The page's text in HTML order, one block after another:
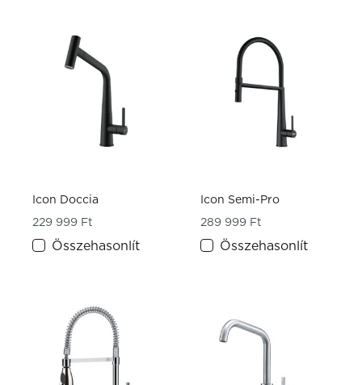
Icon Doccia
229 999 Ft
Összehasonlít
Icon Semi-Pro
289 999 Ft
Összehasonlít